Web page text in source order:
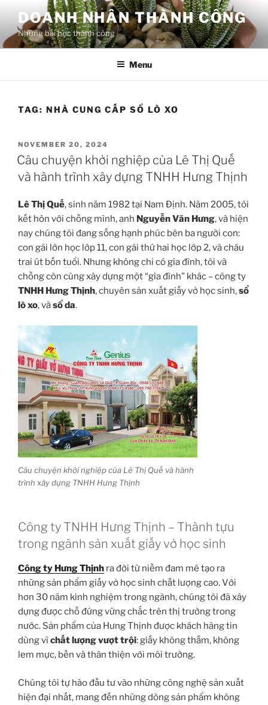
content
DOANH NHÂN THÀNH CÔNG
Những bài học thành công
Menu
TAG: NHÀ CUNG CẤP SỔ LÒ XO
POSTED
ON
NOVEMBER 20, 2024
Câu chuyện khởi nghiệp của Lê Thị Quế
và hành trình xây dựng TNHH Hưng Thịnh
Lê Thị Quế, sinh năm 1982 tại Nam Định. Năm 2005, tôi
kết hôn với chồng mình, anh Nguyễn Văn Hưng, và hiện
nay chúng tôi đang sống hạnh phúc bên ba người con:
con gái lớn học lớp 11, con gái thứ hai học lớp 2, và cháu
trai út bốn tuổi. Nhưng không chỉ có gia đình, tôi và
chồng còn cùng xây dựng một “gia đình” khác – công ty
TNHH Hưng Thịnh, chuyên sản xuất giấy vở học sinh,sổ
lò xo, vàsổ da.
Câu chuyện khởi nghiệp của Lê Thị Quế và hành
trình xây dựng TNHH Hưng Thịnh
Công ty TNHH Hưng Thịnh – Thành tựu
trong ngành sản xuất giấy vở học sinh
Công ty Hưng Thịnh ra đời từ niềm đam mê tạo ra
những sản phẩm giấy vở học sinh chất lượng cao. Với
hơn 30 năm kinh nghiệm trong ngành, chúng tôi đã xây
dựng được chỗ đứng vững chắc trên thị trường trong
nước. Sản phẩm của Hưng Thịnh được khách hàng tin
dùng vìchất lượng vượt trội: giấy không thấm, không
lem mực, bền và thân thiện với môi trường.
Chúng tôi tự hào đầu tư vào những công nghệ sản xuất
hiện đại nhất, mang đến những dòng sản phẩm không